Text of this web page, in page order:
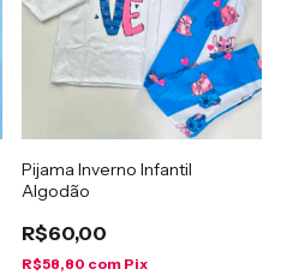
Pijama Inverno Infantil
Algodão
R$60,00
R$58,80 com Pix